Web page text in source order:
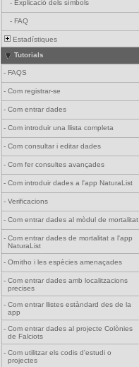
- Explicació dels símbols
- FAQ
Estadístiques
Tutorials
- FAQS
- Com registrar-se
- Com entrar dades
- Com introduir una llista completa
- Com consultar i editar dades
- Com fer consultes avançades
- Com introduir dades a l'app NaturaList
- Verificacions
- Com entrar dades al mòdul de mortalitat
- Com entrar dades de mortalitat a l'app
NaturaList
- Ornitho i les espècies amenaçades
- Com entrar dades amb localitzacions
precises
- Com entrar llistes estàndard des de la
app
- Com entrar dades al projecte Colònies
de Falciots
- Com utilitzar els codis d'estudi o
projectes